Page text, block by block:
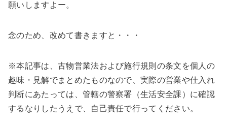
願いしますよー。
念のため、改めて書きますと・・・
※本記事は、古物営業法および施行規則の条文を個人の
趣味・見解でまとめたものなので、実際の営業や仕入れ
判断にあたっては、管轄の警察署（生活安全課）に確認
するなりしたうえで、自己責任で行ってください。